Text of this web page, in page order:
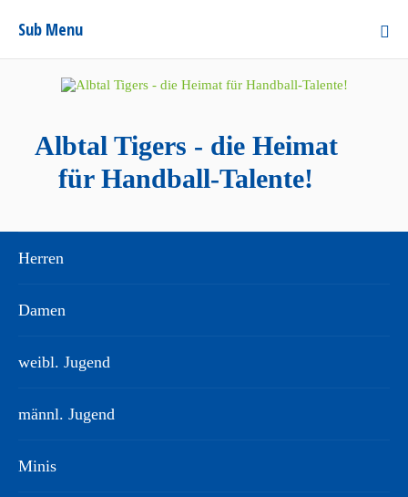
Sub Menu
Albtal Tigers - die Heimat
für Handball-Talente!
Herren
Damen
weibl. Jugend
männl. Jugend
Minis